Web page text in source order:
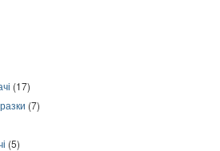
(17)
(7)
(5)